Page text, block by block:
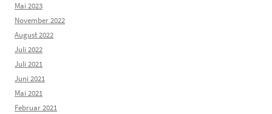
Mai 2023
November 2022
August 2022
Juli 2022
Juli 2021
Juni 2021
Mai 2021
Februar 2021